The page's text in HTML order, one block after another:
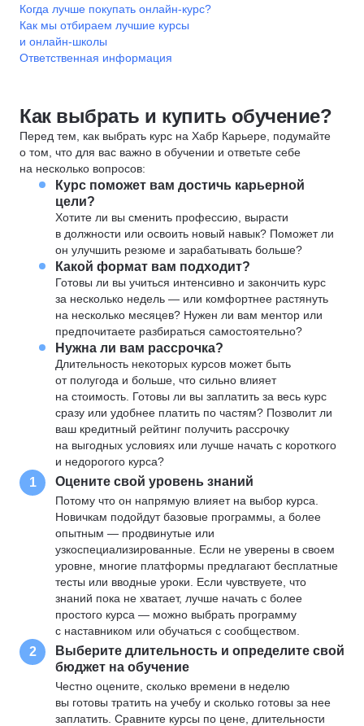
Когда лучше покупать онлайн-курс?
Как мы отбираем лучшие курсы
и онлайн-школы
Ответственная информация
Как выбрать и купить обучение?
Перед тем, как выбрать курс на Хабр Карьере, подумайте
о том, что для вас важно в обучении и ответьте себе
на несколько вопросов:
Курс поможет вам достичь карьерной
цели?
Хотите ли вы сменить профессию, вырасти
в должности или освоить новый навык? Поможет ли
он улучшить резюме и зарабатывать больше?
Какой формат вам подходит?
Готовы ли вы учиться интенсивно и закончить курс
за несколько недель — или комфортнее растянуть
на несколько месяцев? Нужен ли вам ментор или
предпочитаете разбираться самостоятельно?
Нужна ли вам рассрочка?
Длительность некоторых курсов может быть
от полугода и больше, что сильно влияет
на стоимость. Готовы ли вы заплатить за весь курс
сразу или удобнее платить по частям? Позволит ли
ваш кредитный рейтинг получить рассрочку
на выгодных условиях или лучше начать с короткого
и недорогого курса?
1 Оцените свой уровень знаний
Потому что он напрямую влияет на выбор курса.
Новичкам подойдут базовые программы, а более
опытным — продвинутые или
узкоспециализированные. Если не уверены в своем
уровне, многие платформы предлагают бесплатные
тесты или вводные уроки. Если чувствуете, что
знаний пока не хватает, лучше начать с более
простого курса — можно выбрать программу
с наставником или обучаться с сообществом.
2
Выберите длительность и определите свой
бюджет на обучение
Честно оцените, сколько времени в неделю
вы готовы тратить на учебу и сколько готовы за нее
заплатить. Сравните курсы по цене, длительности